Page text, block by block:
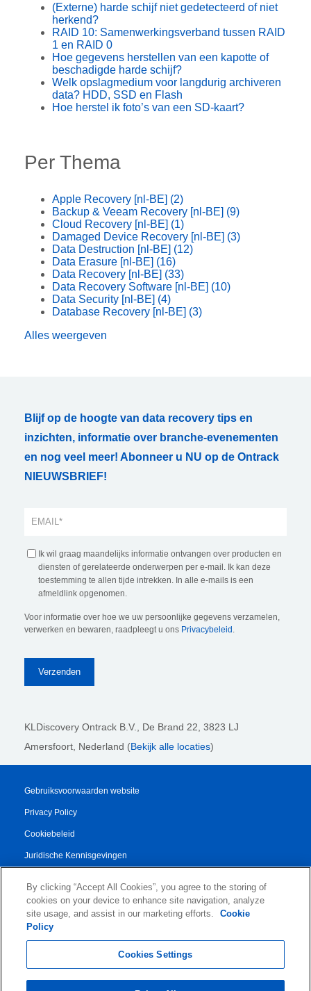
(Externe) harde schijf niet gedetecteerd of niet
herkend?
RAID 10: Samenwerkingsverband tussen RAID
1 en RAID 0
Hoe gegevens herstellen van een kapotte of
beschadigde harde schijf?
Welk opslagmedium voor langdurig archiveren
data? HDD, SSD en Flash
Hoe herstel ik foto’s van een SD-kaart?
Per Thema
Apple Recovery [nl-BE] (2)
Backup & Veeam Recovery [nl-BE] (9)
Cloud Recovery [nl-BE] (1)
Damaged Device Recovery [nl-BE] (3)
Data Destruction [nl-BE] (12)
Data Erasure [nl-BE] (16)
Data Recovery [nl-BE] (33)
Data Recovery Software [nl-BE] (10)
Data Security [nl-BE] (4)
Database Recovery [nl-BE] (3)
Alles weergeven
Blijf op de hoogte van data recovery tips en
inzichten, informatie over branche-evenementen
en nog veel meer! Abonneer u NU op de Ontrack
NIEUWSBRIEF!
Ik wil graag maandelijks informatie ontvangen over producten en
diensten of gerelateerde onderwerpen per e-mail. Ik kan deze
toestemming te allen tijde intrekken. In alle e-mails is een
afmeldlink opgenomen.
Voor informatie over hoe we uw persoonlijke gegevens verzamelen,
verwerken en bewaren, raadpleegt u ons Privacybeleid
KLDiscovery Ontrack B.V., De Brand 22, 3823 LJ
Amersfoort, Nederland (Bekijk alle locaties)
Gebruiksvoorwaarden website
Privacy Policy
Cookiebeleid
Juridische Kennisgevingen
Algemene Voorwaarden
Authorised Partner Agreement
By clicking “Accept All Cookies”, you agree to the storing of
cookies on your device to enhance site navigation, analyze
site usage, and assist in our marketing efforts.
Cookie
Policy
Cookies Settings